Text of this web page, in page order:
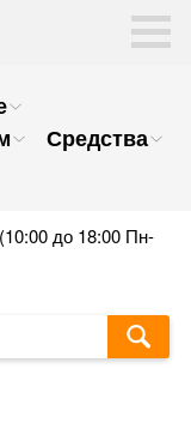
Средства
до 18:00 Пн-